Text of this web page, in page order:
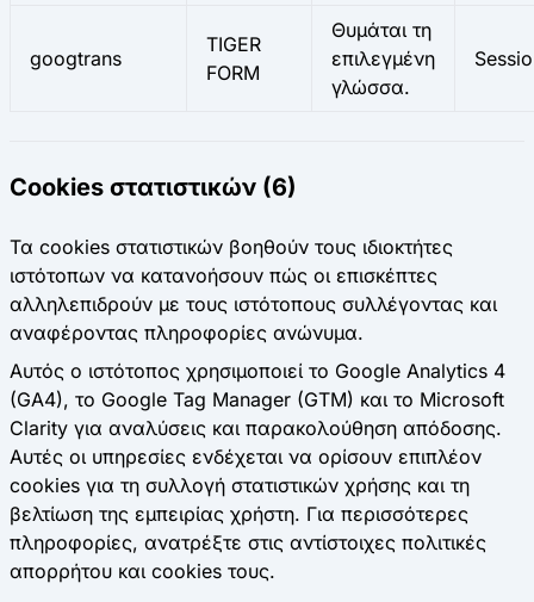
googtrans
TIGER
FORM
Θυμάται τη
επιλεγμένη
γλώσσα.
Cookies στατιστικών (6)
Τα cookies στατιστικών βοηθούν τους ιδιοκτήτες
ιστότοπων να κατανοήσουν πώς οι επισκέπτες
αλληλεπιδρούν με τους ιστότοπους συλλέγοντας και
αναφέροντας πληροφορίες ανώνυμα.
Αυτός ο ιστότοπος χρησιμοποιεί το Google Analytics 4
(GA4), το Google Tag Manager (GTM) και το Microsoft
Clarity για αναλύσεις και παρακολούθηση απόδοσης.
Αυτές οι υπηρεσίες ενδέχεται να ορίσουν επιπλέον
cookies για τη συλλογή στατιστικών χρήσης και τη
βελτίωση της εμπειρίας χρήστη. Για περισσότερες
πληροφορίες, ανατρέξτε στις αντίστοιχες πολιτικές
απορρήτου και cookies τους.